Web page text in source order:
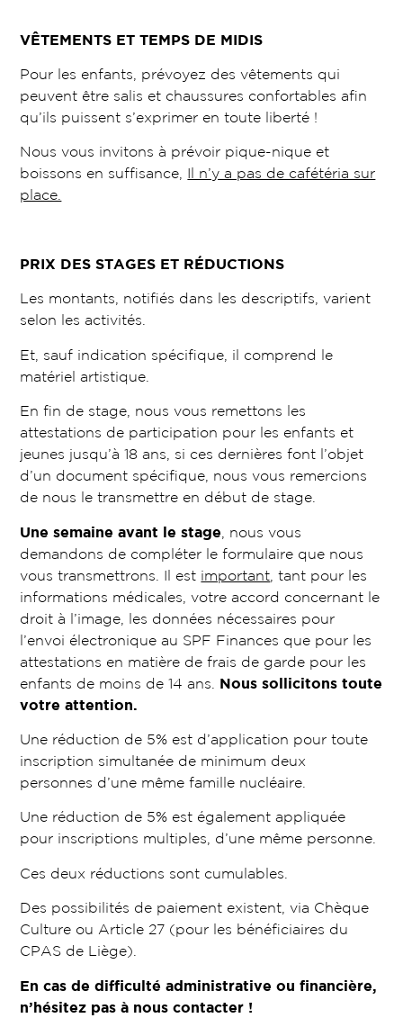
VÊTEMENTS ET TEMPS DE MIDIS
Pour les enfants, prévoyez des vêtements qui
peuvent être salis et chaussures confortables afin
qu’ils puissent s’exprimer en toute liberté !
Nous vous invitons à prévoir pique-nique et
boissons en suffisance, Il n’y a pas de cafétéria sur
place.
PRIX DES STAGES ET RÉDUCTIONS
Les montants, notifiés dans les descriptifs, varient
selon les activités.
Et, sauf indication spécifique, il comprend le
matériel artistique.
En fin de stage, nous vous remettons les
attestations de participation pour les enfants et
jeunes jusqu’à 18 ans, si ces dernières font l’objet
d’un document spécifique, nous vous remercions
de nous le transmettre en début de stage.
Une semaine avant le stage , nous vous
demandons de compléter le formulaire que nous
vous transmettrons. Il est important , tant pour les
informations médicales, votre accord concernant le
droit à l’image, les données nécessaires pour
l’envoi électronique au SPF Finances que pour les
attestations en matière de frais de garde pour les
enfants de moins de 14 ans. Nous sollicitons toute
votre attention.
Une réduction de 5% est d’application pour toute
inscription simultanée de minimum deux
personnes d’une même famille nucléaire.
Une réduction de 5% est également appliquée
pour inscriptions multiples, d’une même personne.
Ces deux réductions sont cumulables.
Des possibilités de paiement existent, via Chèque
Culture ou Article 27 (pour les bénéficiaires du
CPAS de Liège).
En cas de difficulté administrative ou financière,
n’hésitez pas à nous contacter !